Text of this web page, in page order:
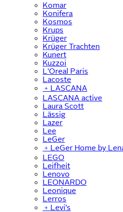
Komar
Konifera
Kosmos
Krups
Krüger
Krüger Trachten
Kunert
Kuzzoi
L'Oreal Paris
Lacoste
﹢ LASCANA
LASCANA active
Laura Scott
Lässig
Lazer
Lee
LeGer
﹢ LeGer Home by
LEGO
Leifheit
Lenovo
LEONARDO
Leonique
Lerros
﹢ Levi's